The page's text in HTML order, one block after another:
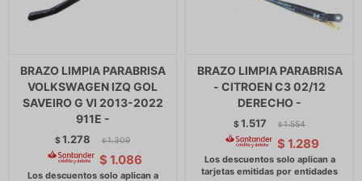
BRAZO LIMPIA PARABRISA
VOLKSWAGEN IZQ GOL
SAVEIRO G VI 2013-2022
911E -
$1.278 $ 1.309
$ 1.086
BRAZO LIMPIA PARABRISA
- CITROEN C3 02/12
DERECHO -
$1.517 $ 1.554
$ 1.289